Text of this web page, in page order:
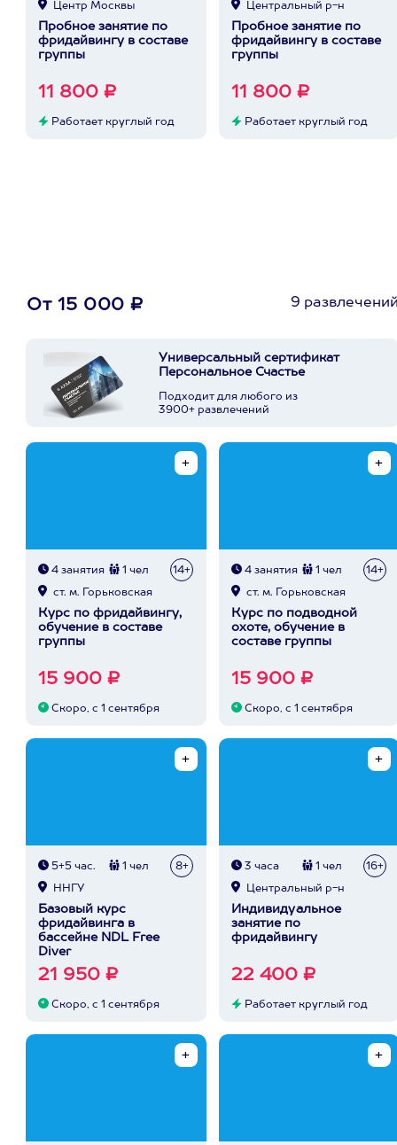
Центр Москвы
Пробное занятие по
фридайвингу в составе
группы
11 800 ₽
Работает круглый год
Центральный р-н
Пробное занятие по
фридайвингу в составе
группы
11 800 ₽
Работает круглый год
От 15 000 ₽ 9
Универсальный сертификат
Персональное Счастье
Подходит для любого из
3900+ развлечений
4 занятия 1 чел 14+
ст. м. Горьковская
Курс по фридайвингу,
обучение в составе
группы
15 900 ₽
Скоро, с 1 сентября
4 занятия 1 чел 14+
ст. м. Горьковская
Курс по подводной
охоте, обучение в
составе группы
15 900 ₽
Скоро, с 1 сентября
5+5 час. 1 чел 8+
ННГУ
Базовый курс
фридайвинга в
бассейне NDL Free
Diver
21 950 ₽
Скоро, с 1 сентября
3 часа 1 чел 16+
Центральный р-н
Индивидуальное
занятие по
фридайвингу
22 400 ₽
Работает круглый год